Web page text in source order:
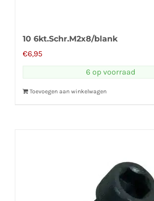
10 6kt.Schr.M2x8/blank
€6,95
6 op voorraad
Toevoegen aan winkelwagen